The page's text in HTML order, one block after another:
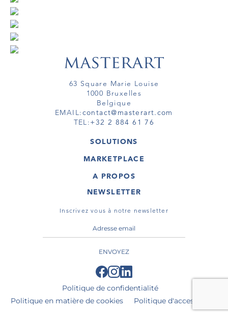
63 Square Marie Louise
1000 Bruxelles
Belgique
EMAIL:contact@masterart.com
TEL:+32 2 884 61 76
SOLUTIONS
GALERIE
ARTISTE
TOUR VIRTUEL
MARKETPLACE
OEUVRES D'ART
TOURS VIRTUELS
A PROPOS
MASTERART
CONDITIONS GÉNÉRALES
NEWSLETTER
Inscrivez vous à notre newsletter
ENVOYEZ
Politique de confidentialité
Politique en matière de cookies
Politique d'accessibilité